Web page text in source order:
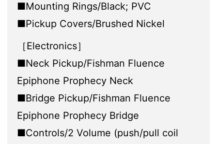
■Mounting Rings/Black; PVC
■Pickup Covers/Brushed Nickel
［Electronics］
■Neck Pickup/Fishman Fluence
Epiphone Prophecy Neck
■Bridge Pickup/Fishman Fluence
Epiphone Prophecy Bridge
■Controls/2 Volume (push/pull coil